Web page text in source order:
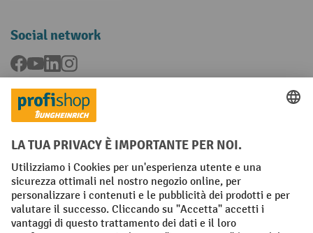
Social network
Facebook
YouTubeLinkedInInstagram
Condizioni Generali di Vendita
Dichiarazione di protezione dei dati Impronta
Impostazioni sulla privacy
All prices excl. VAT plusshipping costsand possible delivery charges,